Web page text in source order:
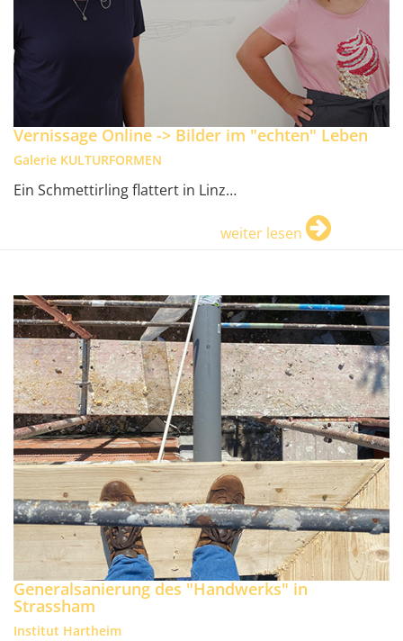
Vernissage Online -> Bilder im "echten" Leben
Galerie KULTURFORMEN
Ein Schmettirling flattert in Linz…
weiter lesen
Generalsanierung des "Handwerks" in
Strassham
Institut Hartheim